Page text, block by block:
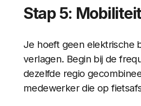
Stap 5:
Je hoeft geen elektrische
verlagen. Begin bij de
dezelfde regio
medewerker die op